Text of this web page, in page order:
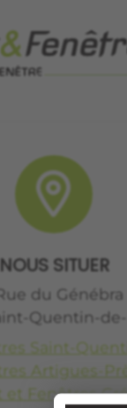
NOUS SITUER
du Génébra
Quentin-
Saint-
Artigues-
et Fenêtres